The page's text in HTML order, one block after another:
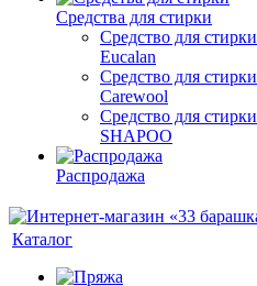
Средства для стирки
Средство для стирки
Eucalan
Средство для стирки
Carewool
Средство для стирки
SHAPOO
Распродажа
Каталог